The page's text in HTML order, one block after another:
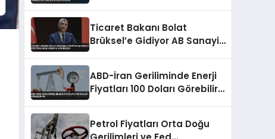
Ticaret Bakanı Bolat
Brüksel’e Gidiyor AB Sanayi
ABD-İran Geriliminde Enerji
Fiyatları 100 Doları Görebilir
Petrol Fiyatları Orta Doğu